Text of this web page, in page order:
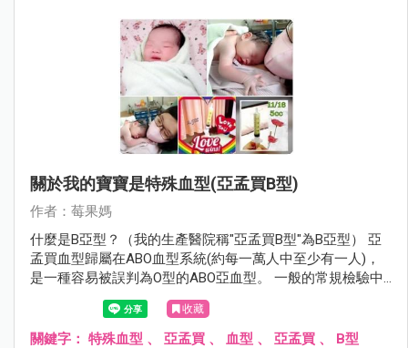
關於我的寶寶是特殊血型(亞孟買B型)
作者：莓果媽
什麼是B亞型？（我的生產醫院稱"亞孟買B型"為B亞型） 亞
孟買血型歸屬在ABO血型系統(約每一萬人中至少有一人)，
是一種容易被誤判為O型的ABO亞血型。 一般的常規檢驗中
紅血球與抗A血清反應為A型； 與抗B血清反應為B型；兩者
皆有反應為AB型； 反之為O型，亞孟買血型的紅血球則不會
與抗A或抗B血清反應， 必須做進一步的檢驗，方可知正確
收藏
關鍵字： 特殊血型 、 亞孟買 、 血型 、 亞孟買 、 B型